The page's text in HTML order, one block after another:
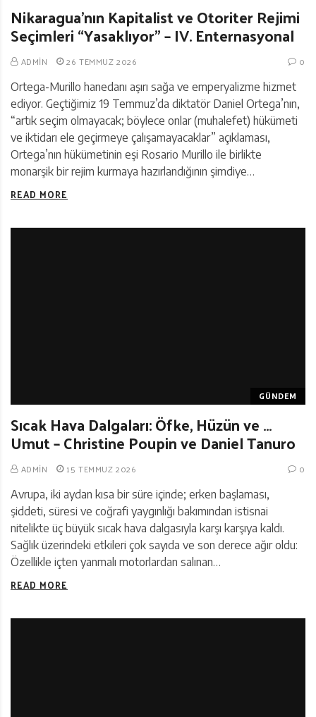
Nikaragua’nın Kapitalist ve Otoriter Rejimi
Seçimleri “Yasaklıyor” – IV. Enternasyonal
ADMIN 26 TEMMUZ 2026 0
Ortega-Murillo hanedanı aşırı sağa ve emperyalizme hizmet
ediyor. Geçtiğimiz 19 Temmuz’da diktatör Daniel Ortega’nın,
“artık seçim olmayacak; böylece onlar (muhalefet) hükümeti
ve iktidarı ele geçirmeye çalışamayacaklar” açıklaması,
Ortega’nın hükümetinin eşi Rosario Murillo ile birlikte
monarşik bir rejim kurmaya hazırlandığının şimdiye…
READ MORE
GÜNDEM
Sıcak Hava Dalgaları: Öfke, Hüzün ve …
Umut – Christine Poupin ve Daniel Tanuro
ADMIN 15 TEMMUZ 2026 0
Avrupa, iki aydan kısa bir süre içinde; erken başlaması,
şiddeti, süresi ve coğrafi yaygınlığı bakımından istisnai
nitelikte üç büyük sıcak hava dalgasıyla karşı karşıya kaldı.
Sağlık üzerindeki etkileri çok sayıda ve son derece ağır oldu:
Özellikle içten yanmalı motorlardan salınan…
READ MORE